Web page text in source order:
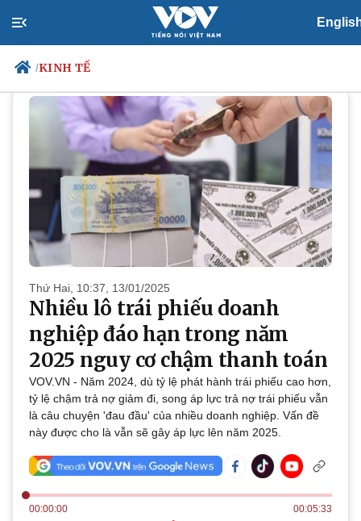
/KINH TẾ
Đảng
Tổ chức nhân sự
Quốc hội
Nhận diện sự thật
Xã hội
Tin 24h
Dự báo thời tiết
Giáo dục
Dấu ấn VOV
Việc làm
Biển đảo
Thế giới
Quan sát
Cuộc sống đó đây
Hồ sơ
Multimedia
Video
Ảnh
E-Magazine
Infographic
KINH TẾ
Thứ Hai, 10:37, 13/01/2025
Nhiều lô trái phiếu doanh
nghiệp đáo hạn trong năm
2025 nguy cơ chậm thanh toán
VOV.VN - Năm 2024, dù tỷ lệ phát hành trái phiếu cao hơn,
tỷ lệ chậm trả nợ giảm đi, song áp lực trả nợ trái phiếu vẫn
là câu chuyện 'đau đầu' của nhiều doanh nghiệp. Vấn đề
này được cho là vẫn sẽ gây áp lực lên năm 2025.
00:00:00 00:05:33